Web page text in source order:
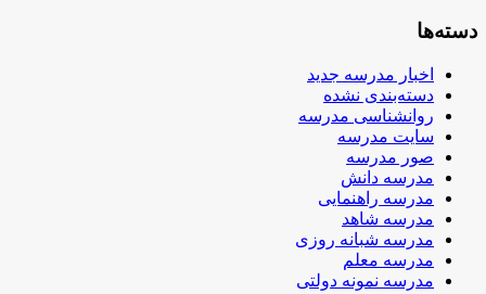
دسته‌ها
اخبار مدرسه جدید
دسته‌بندی نشده
روانشناسی مدرسه
سایت مدرسه
صور مدرسه
مدرسه دانش
مدرسه راهنمایی
مدرسه شاهد
مدرسه شبانه روزی
مدرسه معلم
مدرسه نمونه دولتی